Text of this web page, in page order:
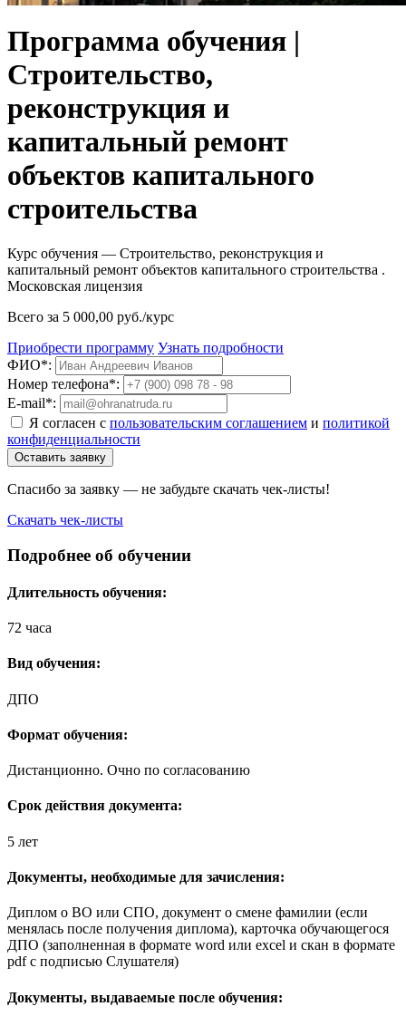
Программа обучения |
Строительство,
реконструкция и
капитальный ремонт
объектов капитального
строительства
Курс обучения — Строительство, реконструкция и
капитальный ремонт объектов капитального строительства .
Московская лицензия
Всего за 5 000,00 руб./курс
Приобрести программу Узнать подробности
ФИО*:
Номер телефона*:
E-mail*:
Я согласен с пользовательским соглашением и политикой
конфиденциальности
Оставить заявку
Спасибо за заявку — не забудьте скачать чек-листы!
Скачать чек-листы
Подробнее об обучении
Длительность обучения:
72 часа
Вид обучения:
ДПО
Формат обучения:
Дистанционно. Очно по согласованию
Срок действия документа:
5 лет
Документы, необходимые для зачисления:
Диплом о ВО или СПО, документ о смене фамилии (если
менялась после получения диплома), карточка обучающегося
ДПО (заполненная в формате word или excel и скан в формате
pdf с подписью Слушателя)
Документы, выдаваемые после обучения: